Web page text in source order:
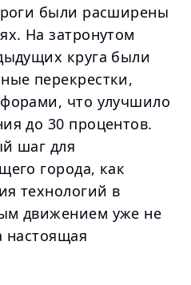
были расширены
На затронутом
круга были
перекрестки,
что улучшило
до 30 процентов.
шаг для
города, как
технологий в
движением уже не
настоящая